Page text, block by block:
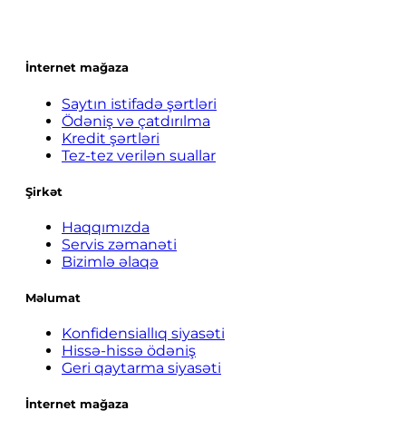
İnternet mağaza
Saytın istifadə şərtləri
Ödəniş və çatdırılma
Kredit şərtləri
Tez-tez verilən suallar
Şirkət
Haqqımızda
Servis zəmanəti
Bizimlə əlaqə
Məlumat
Konfidensiallıq siyasəti
Hissə-hissə ödəniş
Geri qaytarma siyasəti
İnternet mağaza